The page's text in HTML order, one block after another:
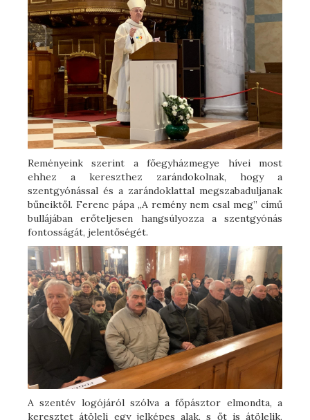
Reményeink szerint a főegyházmegye hívei most
ehhez a kereszthez zarándokolnak, hogy a
szentgyónással és a zarándoklattal megszabaduljanak
bűneiktől. Ferenc pápa „A remény nem csal meg” című
bullájában erőteljesen hangsúlyozza a szentgyónás
fontosságát, jelentőségét.
A szentév logójáról szólva a főpásztor elmondta, a
keresztet átöleli egy jelképes alak, s őt is átölelik,